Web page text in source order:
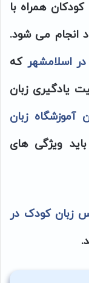
به کودکان همراه با
انجام می شود.
اسلامشهر که
یادگیری زبان
آموزشگاه زبان
ویژگی های
زبان کودک در